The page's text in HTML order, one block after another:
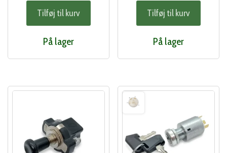
Tilføj til kurv
På lager
Tilføj til kurv
På lager